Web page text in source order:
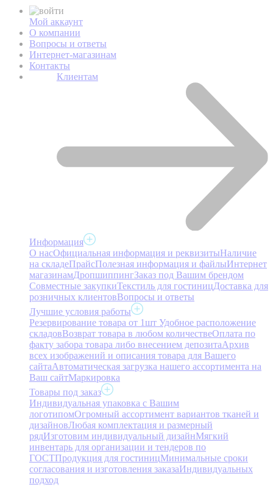
Мой аккаунт
О компании
Вопросы и ответы
Интернет-магазинам
Контакты
Клиентам
Информация
О насОфициальная информация и реквизитыНаличие
на складеПрайсПолезная информация и файлыИнтернет
магазинамДропшиппингЗаказ под Вашим брендом
Совместные закупкиТекстиль для гостиницДоставка для
розничных клиентовВопросы и ответы
Лучшие условия работы
Резервирование товара от 1шт Удобное расположение
складовВозврат товара в любом количествеОплата по
факту забора товара либо внесением депозитаАрхив
всех изображений и описания товара для Вашего
сайтаАвтоматическая загрузка нашего ассортимента на
Ваш сайтМаркировка
Товары под заказ
Индивидуальная упаковка с Вашим
логотипомОгромный ассортимент вариантов тканей и
дизайновЛюбая комплектация и размерный
рядИзготовим индивидуальный дизайнМягкий
инвентарь для организации и тендеров по
ГОСТПродукция для гостиницМинимальные сроки
согласования и изготовления заказаИндивидуальных
подход